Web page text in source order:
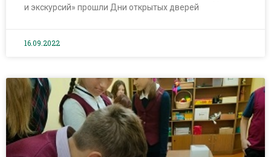
и экскурсий» прошли Дни открытых дверей
16.09.2022